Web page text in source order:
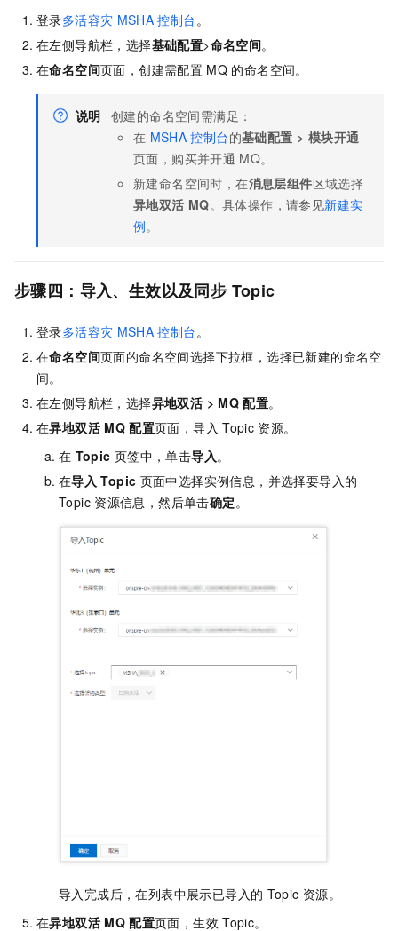
登录多活容灾 MSHA 控制台 。
在左侧导航栏，选择基础配置>命名空间。
在命名空间页面，创建需配置 MQ 的命名空间。
说明 创建的命名空间需满足：
在 MSHA 控制台的基础配置 > 模块开通
页面，购买并开通 MQ。
新建命名空间时，在消息层组件区域选择
异地双活 MQ。具体操作，请参见新建实
例。
步骤四：导入、生效以及同步 Topic
登录多活容灾 MSHA 控制台 。
在命名空间页面的命名空间选择下拉框，选择已新建的命名空
间。
在左侧导航栏，选择异地双活 > MQ 配置。
在异地双活 MQ 配置页面，导入 Topic 资源。
在 Topic 页签中，单击导入 。
在导入 Topic 页面中选择实例信息，并选择要导入的
Topic 资源信息，然后单击确定 。
导入完成后，在列表中展示已导入的 Topic 资源。
在异地双活 MQ 配置页面，生效 Topic。